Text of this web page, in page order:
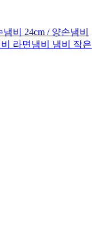
비 24cm / 양손냄비
라면냄비 냄비 작은